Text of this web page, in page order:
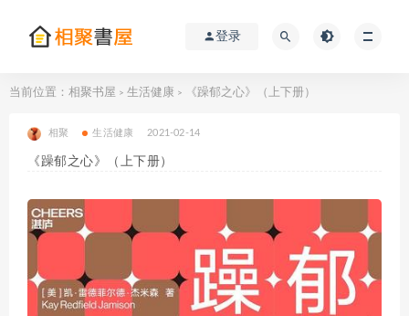
登录
当前位置： 相聚书屋 > 生活健康 > 《躁郁之心》（上下册）
相聚 生活健康 2021-02-14
《躁郁之心》（上下册）